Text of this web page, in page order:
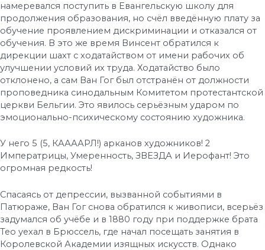
намеревался поступить в Евангельскую школу для
продолжения образования, но счёл введённую плату за
обучение проявлением дискриминации и отказался от
обучения. В это же время Винсент обратился к
дирекции шахт с ходатайством от имени рабочих об
улучшении условий их труда. Ходатайство было
отклонено, а сам Ван Гог был отстранён от должности
проповедника синодальным Комитетом протестантской
церкви Бельгии. Это явилось серьёзным ударом по
эмоционально-психическому состоянию художника.
У него 5 (5, КААААРЛ!) арканов художников! 2
Императрицы, Умеренность, ЗВЕЗДА и Иерофант! Это
огромная редкость!
Спасаясь от депрессии, вызванной событиями в
Патюраже, Ван Гог снова обратился к живописи, всерьёз
задумался об учёбе и в 1880 году при поддержке брата
Тео уехал в Брюссель, где начал посещать занятия в
Королевской Академии изящных искусств. Однако